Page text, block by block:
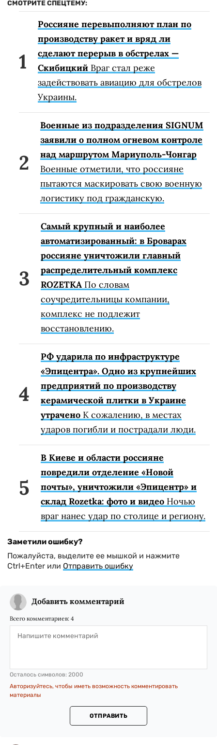
СМОТРИТЕ СПЕЦТЕМУ:
Россияне перевыполняют план по
производству ракет и вряд ли
сделают перерыв в обстрелах —
Скибицкий Враг стал реже
задействовать авиацию для обстрелов
Украины.
Военные из подразделения SIGNUM
заявили о полном огневом контроле
над маршрутом Мариуполь-Чонгар
Военные отметили, что россияне
пытаются маскировать свою военную
логистику под гражданскую.
Самый крупный и наиболее
автоматизированный: в Броварах
россияне уничтожили главный
распределительный комплекс
ROZETKA По словам
соучредительницы компании,
комплекс не подлежит
восстановлению.
РФ ударила по инфраструктуре
«Эпицентра». Одно из крупнейших
предприятий по производству
керамической плитки в Украине
утрачено К сожалению, в местах
ударов погибли и пострадали люди.
В Киеве и области россияне
повредили отделение «Новой
почты», уничтожили «Эпицентр» и
склад Rozetka: фото и видео Ночью
враг нанес удар по столице и региону.
Заметили ошибку?
Пожалуйста, выделите ее мышкой и нажмите
Ctrl+Enter или Отправить ошибку
Добавить комментарий
Всего комментариев: 4
Осталось символов: 2000
Авторизуйтесь, чтобы иметь возможность комментировать
материалы
ОТПРАВИТЬ